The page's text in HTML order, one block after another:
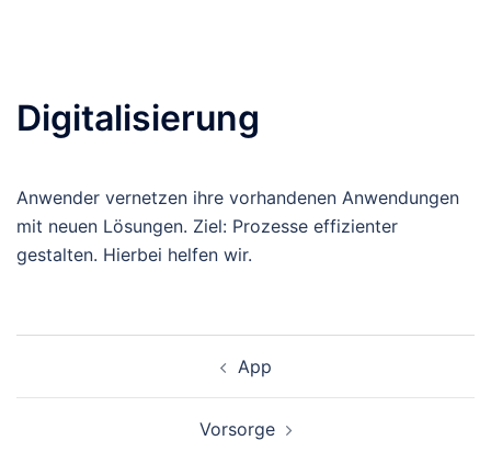
Digitalisierung
Anwender vernetzen ihre vorhandenen Anwendungen
mit neuen Lösungen. Ziel: Prozesse effizienter
gestalten. Hierbei helfen wir.
App
Vorsorge